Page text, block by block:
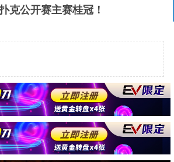
克公开赛主赛桂冠！